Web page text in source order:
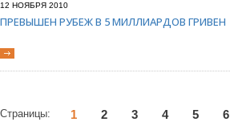
12 НОЯБРЯ 2010
ПРЕВЫШЕН РУБЕЖ В 5 МИЛЛИАРДОВ ГРИВЕН
Страницы: 1 2 3 4 5 6